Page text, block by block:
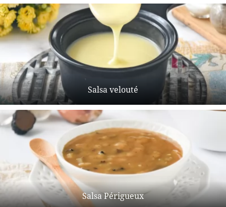
Salsa velouté
Salsa Périgueux